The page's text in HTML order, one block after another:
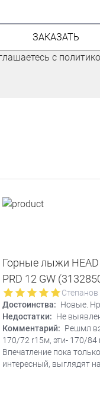
ЗАКАЗАТЬ
с
Горные лыжи
PRD 12 GW
Достоинства: Новые.
Недостатки:
Не
Комментарий:
170/72 r15м, эти- 170/84
Впечатление пока
интересный, выглядят